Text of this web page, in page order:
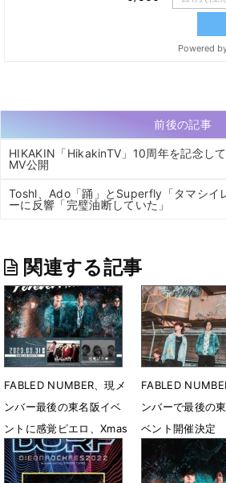
前後の記事
HIKAKIN「HikakinTV」10周年を記念して
MV公開
Toshl、Ado「踊」とSuperfly「タマシイ
ーに反響「完璧油断していた」
関連する記事
FABLED NUMBER、現メ
ンバー最後の東名阪イベ
ントに感覚ピエロ、Xmas
Eileenが出演
3月5日 21時23分
FABLED
ンバーで最後の
ベント開催決定
1月30日 12時00